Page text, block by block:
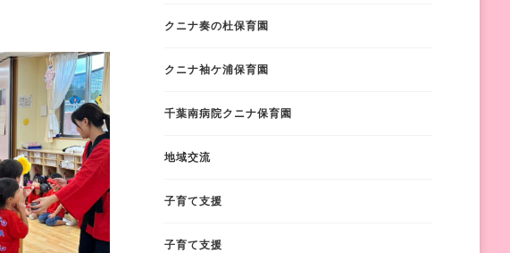
クニナ奏の杜保育園
クニナ袖ケ浦保育園
千葉南病院クニナ保育園
地域交流
子育て支援
子育て支援